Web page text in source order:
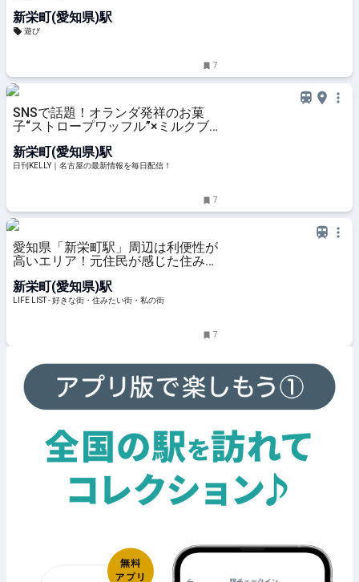
新栄町(愛知県)駅
遊び
7
SNSで話題！オランダ発祥のお菓
子“ストロープワッフル”×ミルクブ
誕生♡【東区・新栄町】 | 日刊
KELLY｜名古屋の最新情報を毎日配
新栄町(愛知県)駅
日刊KELLY｜名古屋の最新情報を毎日配信！
7
愛知県「新栄町駅」周辺は利便性が
高いエリア！元住民が感じた住みや
住みたい街・私の街
新栄町(愛知県)駅
LIFE LIST - 好きな街・住みたい街・私の街
7